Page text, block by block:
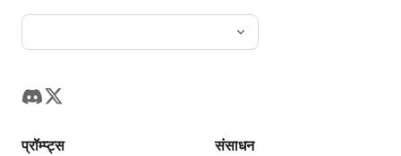
प्रॉम्प्ट्स संसाधन